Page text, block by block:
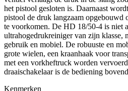
het pistool gesloten is. Daarnaast
pistool de druk langzaam opgebouwd
te voorkomen. De HD 18/50-4 is niet
ultrahogedrukreiniger van zijn klasse,
gebruik en mobiel. De robuuste en
grote wielen, een kraanhaak voor
met een vorkheftruck worden
draaischakelaar is de bediening
Kenmerken